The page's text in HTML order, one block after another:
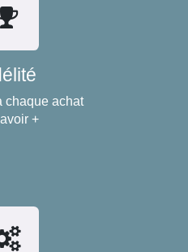
chaque achat
+